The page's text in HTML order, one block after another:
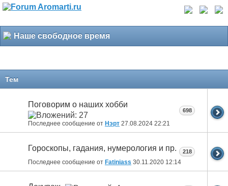
Наше свободное время
Тем
Поговорим о наших хобби
Последнее сообщение от Нэрт 27.08.2024 22:21
698
Гороскопы, гадания, нумерология и пр.
Последнее сообщение от Fatiniass 30.11.2020 12:14
218